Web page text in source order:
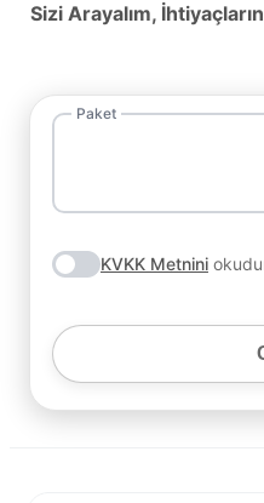
Sizi Arayalım,
Paket
KVKK Metnini